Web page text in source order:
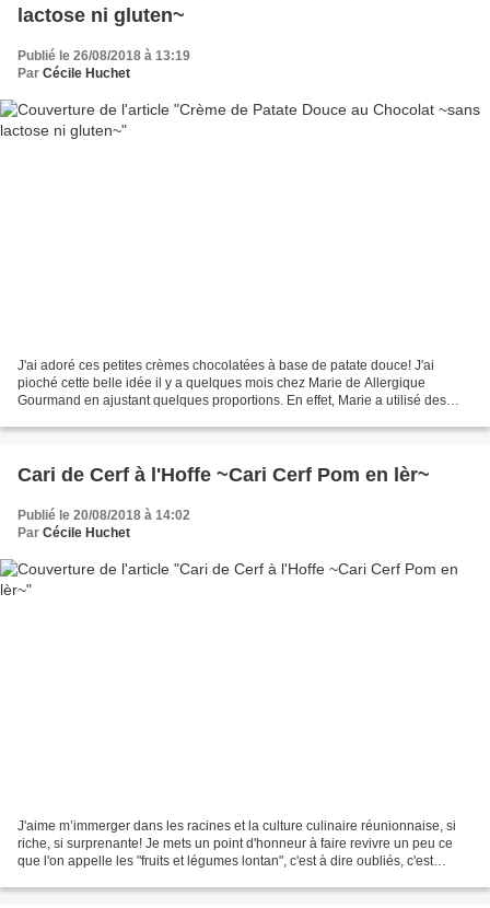
lactose ni gluten~
Publié le 26/08/2018 à 13:19
Par Cécile Huchet
J'ai adoré ces petites crèmes chocolatées à base de patate douce! J'ai
pioché cette belle idée il y a quelques mois chez Marie de Allergique
Gourmand en ajustant quelques proportions. En effet, Marie a utilisé des
Cari de Cerf à l'Hoffe ~Cari Cerf Pom en lèr~
Publié le 20/08/2018 à 14:02
Par Cécile Huchet
J'aime m’immerger dans les racines et la culture culinaire réunionnaise, si
riche, si surprenante! Je mets un point d'honneur à faire revivre un peu ce
que l'on appelle les "fruits et légumes lontan", c'est à dire oubliés, c'est